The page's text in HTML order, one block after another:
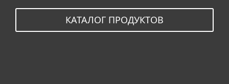
КАТАЛОГ ПРОДУКТОВ